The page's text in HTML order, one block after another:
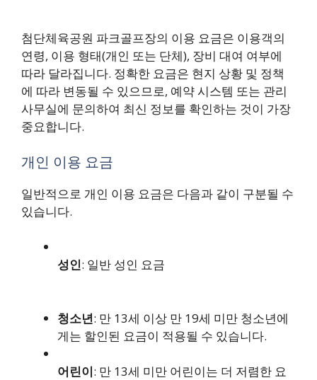
첨단체육공원 파크골프장의 이용 요금은 이용객의
연령, 이용 형태(개인 또는 단체), 장비 대여 여부에
따라 달라집니다. 정확한 요금은 현지 상황 및 정책
에 따라 변동될 수 있으므로, 예약 시스템 또는 관리
사무실에 문의하여 최신 정보를 확인하는 것이 가장
중요합니다.
개인 이용 요금
일반적으로 개인 이용 요금은 다음과 같이 구분될 수
있습니다.
성인: 일반 성인 요금
청소년: 만 13세 이상 만 19세 미만 청소년에
게는 할인된 요금이 적용될 수 있습니다.
어린이: 만 13세 미만 어린이는 더 저렴한 요